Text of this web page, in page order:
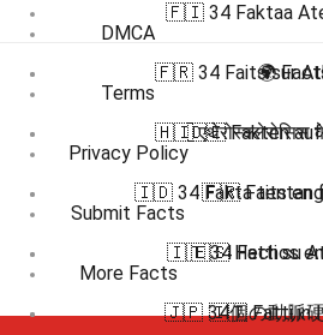
DMCA
Terms
Privacy Policy
Submit Facts
More Facts
🇫🇮 34 Faktaa
🇫🇷 34 Faits sur
🇭🇮 एथेरोस्क्लेरोसिस
🇮🇩 34 Fakta tentang
🇮🇹 34 Fatti su
🇯🇵 34個の動脈
🌍
🇩🇪 Fakten auf
🇫🇷 Faits en
🇪🇸 Hechos en
🇮🇹 Fatti in